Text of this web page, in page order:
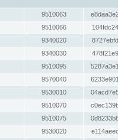
9510063
9510066
9340020
9340030
9510095
9570040
9530010
9510070
9510075
9530020